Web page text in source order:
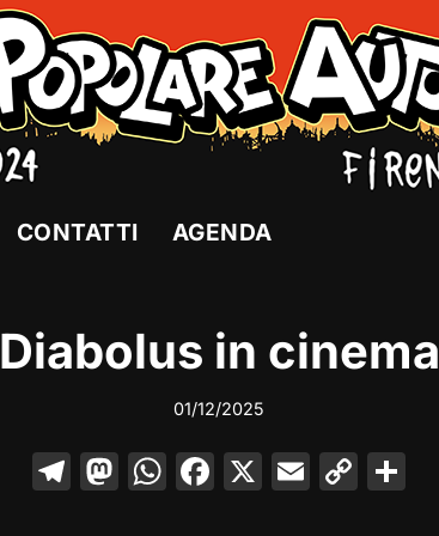
CONTATTI AGENDA
Diabolus in cinema
01/12/2025
T M W F X E C